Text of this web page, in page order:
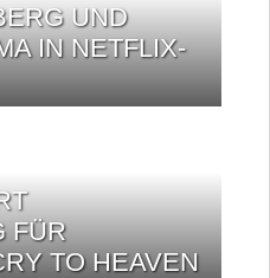
UND
IN NETFLIX-
FÜR
TO HEAVEN